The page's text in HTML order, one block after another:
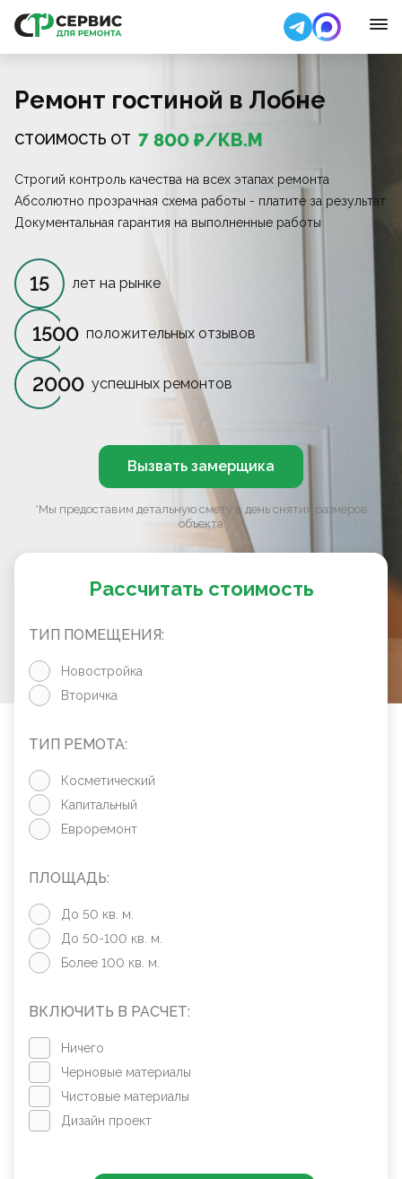
Ремонт гостиной в Лобне
СТОИМОСТЬ ОТ 7 800 ₽/КВ.М
Строгий контроль качества на всех этапах ремонта
Абсолютно прозрачная схема работы - платите за результат
Документальная гарантия на выполненные работы
15 лет на рынке
1500 положительных отзывов
2000 успешных ремонтов
Вызвать замерщика
*Мы предоставим детальную смету в день снятия размеров
объекта
Рассчитать стоимость
ТИП ПОМЕЩЕНИЯ:
Новостройка
Вторичка
ТИП РЕМОТА:
Косметический
Капитальный
Евроремонт
ПЛОЩАДЬ:
До 50 кв. м.
До 50-100 кв. м.
Более 100 кв. м.
ВКЛЮЧИТЬ В РАСЧЕТ:
Ничего
Черновые материалы
Чистовые материалы
Дизайн проект